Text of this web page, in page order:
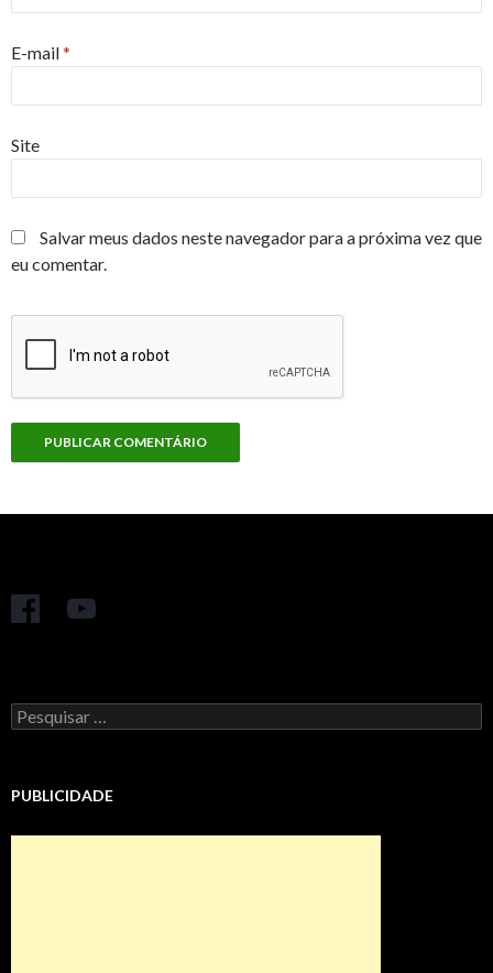
E-mail*
Site
Salvar meus dados neste navegador para a próxima vez que
eu comentar.
Pesquisar
por:
PUBLICIDADE